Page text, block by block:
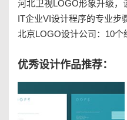
河北卫视LOGO形象升级，
IT企业VI设计程序的专业步
北京LOGO设计公司：10
优秀设计作品推荐：